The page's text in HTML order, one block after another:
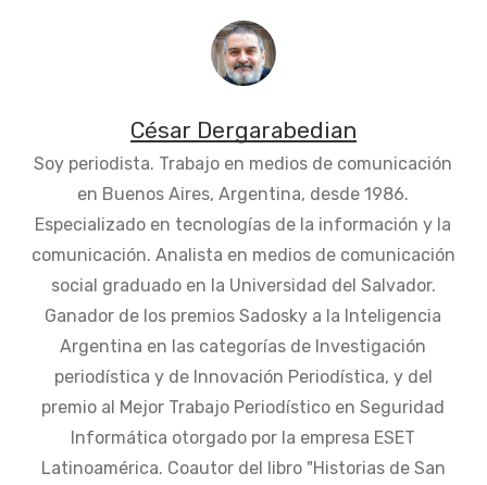
César Dergarabedian
Soy periodista. Trabajo en medios de comunicación
en Buenos Aires, Argentina, desde 1986.
Especializado en tecnologías de la información y la
comunicación. Analista en medios de comunicación
social graduado en la Universidad del Salvador.
Ganador de los premios Sadosky a la Inteligencia
Argentina en las categorías de Investigación
periodística y de Innovación Periodística, y del
premio al Mejor Trabajo Periodístico en Seguridad
Informática otorgado por la empresa ESET
Latinoamérica. Coautor del libro "Historias de San